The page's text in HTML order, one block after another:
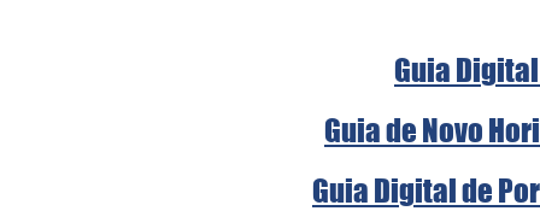
Guia
Guia de Novo
Guia Digital de